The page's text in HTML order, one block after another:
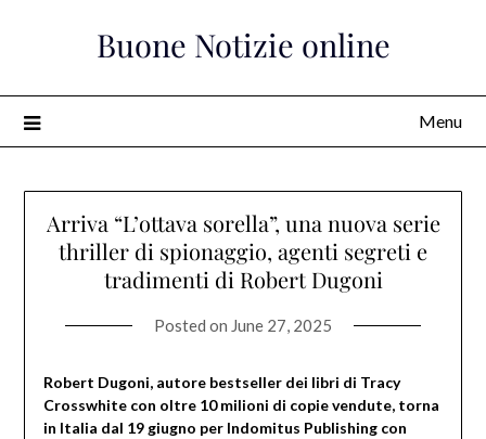
Buone Notizie online
Menu
Arriva “L’ottava sorella”, una nuova serie
thriller di spionaggio, agenti segreti e
tradimenti di Robert Dugoni
Posted on June 27, 2025
Robert Dugoni, autore bestseller dei libri di Tracy
Crosswhite con oltre 10 milioni di copie vendute, torna
in Italia dal 19 giugno per Indomitus Publishing con